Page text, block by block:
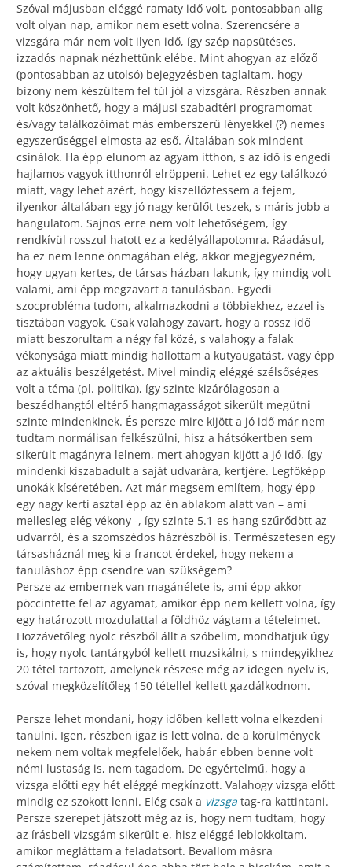
Szóval májusban eléggé ramaty idő volt, pontosabban alig
volt olyan nap, amikor nem esett volna. Szerencsére a
vizsgára már nem volt ilyen idő, így szép napsütéses,
izzadós napnak nézhettünk elébe. Mint ahogyan az előző
(pontosabban az utolsó) bejegyzésben taglaltam, hogy
bizony nem készültem fel túl jól a vizsgára. Részben annak
volt köszönhető, hogy a májusi szabadtéri programomat
és/vagy találkozóimat más emberszerű lényekkel (?) nemes
egyszerűséggel elmosta az eső. Általában sok mindent
csinálok. Ha épp elunom az agyam itthon, s az idő is engedi
hajlamos vagyok itthonról elröppeni. Lehet ez egy találkozó
miatt, vagy lehet azért, hogy kiszellőztessem a fejem,
ilyenkor általában egy jó nagy kerülőt teszek, s máris jobb a
hangulatom. Sajnos erre nem volt lehetőségem, így
rendkívül rosszul hatott ez a kedélyállapotomra. Ráadásul,
ha ez nem lenne önmagában elég, akkor megjegyezném,
hogy ugyan kertes, de társas házban lakunk, így mindig volt
valami, ami épp megzavart a tanulásban. Egyedi
szocprobléma tudom, alkalmazkodni a többiekhez, ezzel is
tisztában vagyok. Csak valahogy zavart, hogy a rossz idő
miatt beszorultam a négy fal közé, s valahogy a falak
vékonysága miatt mindig hallottam a kutyaugatást, vagy épp
az aktuális beszélgetést. Mivel mindig eléggé szélsőséges
volt a téma (pl. politika), így szinte kizárólagosan a
beszédhangtól eltérő hangmagasságot sikerült megütni
szinte mindenkinek. És persze mire kijött a jó idő már nem
tudtam normálisan felkészülni, hisz a hátsókertben sem
sikerült magányra lelnem, mert ahogyan kijött a jó idő, így
mindenki kiszabadult a saját udvarára, kertjére. Legfőképp
unokák kíséretében. Azt már megsem említem, hogy épp
egy nagy kerti asztal épp az én ablakom alatt van – ami
mellesleg elég vékony -, így szinte 5.1-es hang szűrődött az
udvarról, és a szomszédos házrészből is. Természetesen egy
társasháznál meg ki a francot érdekel, hogy nekem a
tanuláshoz épp csendre van szükségem?
Persze az embernek van magánélete is, ami épp akkor
pöccintette fel az agyamat, amikor épp nem kellett volna, így
egy határozott mozdulattal a földhöz vágtam a tételeimet.
Hozzávetőleg nyolc részből állt a szóbelim, mondhatjuk úgy
is, hogy nyolc tantárgyból kellett muzsikálni, s mindegyikhez
20 tétel tartozott, amelynek részese még az idegen nyelv is,
szóval megközelítőleg 150 tétellel kellett gazdálkodnom.
Persze lehet mondani, hogy időben kellett volna elkezdeni
tanulni. Igen, részben igaz is lett volna, de a körülmények
nekem nem voltak megfelelőek, habár ebben benne volt
némi lustaság is, nem tagadom. De egyértelmű, hogy a
vizsga előtti egy hét eléggé megkínzott. Valahogy vizsga előtt
mindig ez szokott lenni. Elég csak a vizsga tag-ra kattintani.
Persze szerepet játszott még az is, hogy nem tudtam, hogy
az írásbeli vizsgám sikerült-e, hisz eléggé leblokkoltam,
amikor megláttam a feladatsort. Bevallom másra